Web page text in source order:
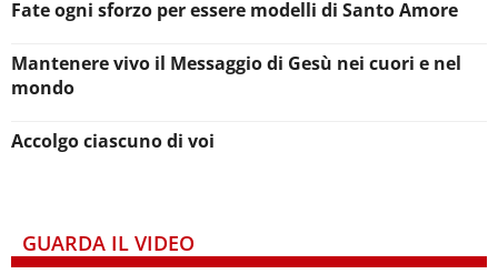
Fate ogni sforzo per essere modelli di Santo Amore
Mantenere vivo il Messaggio di Gesù nei cuori e nel
mondo
Accolgo ciascuno di voi
GUARDA IL VIDEO